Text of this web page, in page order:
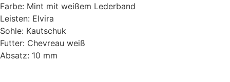
Farbe: Mint mit weißem Lederband
Leisten: Elvira
Sohle: Kautschuk
Futter: Chevreau weiß
Absatz: 10 mm